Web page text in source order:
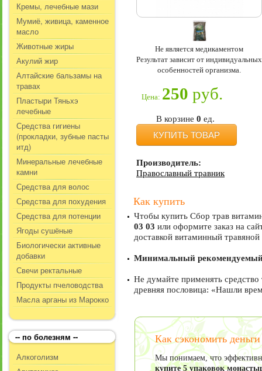
Кремы, лечебные мази
Мумиё, живица, каменное
масло
Животные жиры
Акулий жир
Алтайские бальзамы на
травах
Пластыри Тяньхэ
лечебные
Средства гигиены
(прокладки, зубные пасты
итд)
Минеральные лечебные
камни
Средства для волос
Средства для похудения
Средства для потенции
Ягоды сушёные
Биологически активные
добавки
Свечи ректальные
Продукты пчеловодства
Масла арганы из Марокко
-- по болезням --
Алкоголизм
Не является медикаментом
Результат зависит от индивидуальных
особенностей организма.
Цена: 250 руб.
В корзине 0 ед.
КУПИТЬ ТОВАР
Производитель:
Православный травник
Как купить
Чтобы купить Сбор трав
03 03 или оформите заказ на
доставкой витаминный
Минимальный
Не думайте применять
древняя пословица: «Нашли
Как сэкономить
Мы понимаем, что
купите 5 упаковок